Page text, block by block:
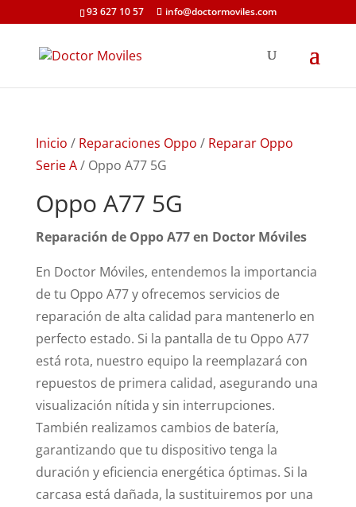
93 627 10 57 info@doctormoviles.com
Inicio / Reparaciones Oppo / Reparar Oppo
Serie A/ Oppo A77 5G
Oppo A77 5G
Reparación de Oppo A77 en Doctor Móviles
En Doctor Móviles, entendemos la importancia
de tu Oppo A77 y ofrecemos servicios de
reparación de alta calidad para mantenerlo en
perfecto estado. Si la pantalla de tu Oppo A77
está rota, nuestro equipo la reemplazará con
repuestos de primera calidad, asegurando una
visualización nítida y sin interrupciones.
También realizamos cambios de batería,
garantizando que tu dispositivo tenga la
duración y eficiencia energética óptimas. Si la
carcasa está dañada, la sustituiremos por una